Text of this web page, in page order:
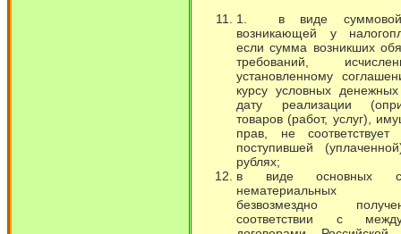
1. в виде суммовой
возникающей у
если сумма возникших
требований,
установленному
курсу условных
дату реализации
товаров (работ, услуг),
прав, не соответствует
поступившей
рублях;
в виде основных
нематериальных
безвозмездно
соответствии с